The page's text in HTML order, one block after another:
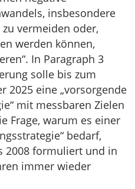
insbesondere
vermeiden oder,
werden können,
In Paragraph 3
solle bis zum
2025 eine „vorsorgende
mit messbaren Zielen
Frage, warum es einer
bedarf,
2008 formuliert und in
immer wieder